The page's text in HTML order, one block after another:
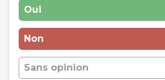
Oui
Non
Sans opinion